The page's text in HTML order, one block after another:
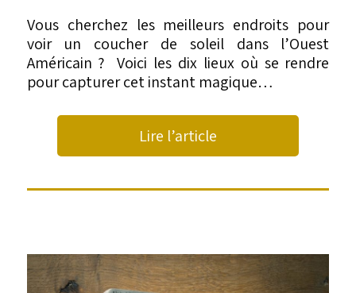
Vous cherchez les meilleurs endroits pour
voir un coucher de soleil dans l’Ouest
Américain ? Voici les dix lieux où se rendre
pour capturer cet instant magique…
Lire l’article